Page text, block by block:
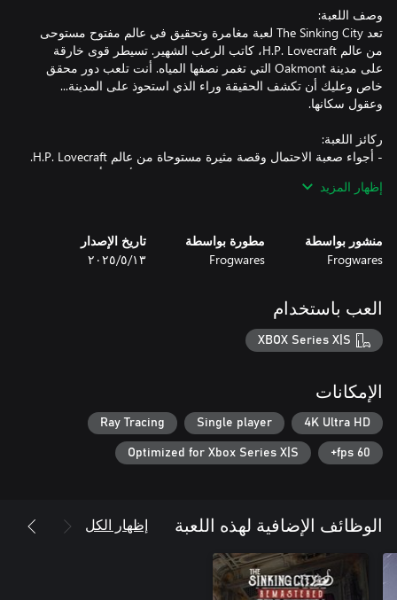
تعد The Sinking City‏ لعبة مغامرة وتحقيق في عالم مفتوح مستوحى
من عالم H.P. Lovecraft، كاتب الرعب الشهير. تسيطر قوى خارقة
على مدينة Oakmont التي تغمر نصفها المياه. أنت تلعب دور محقق
خاص وعليك أن تكشف الحقيقة وراء الذي استحوذ على المدينة...
- عالم مفتوح فسيح يمكن استكشافه سيرًا على الأقدام أو عن طريق
- ترسانة أسلحة من عشرينيات القرن العشرين للإطاحة بالمخلوقات
إظهار المزيد
منشور بواسطة
Frogwares
مطورة بواسطة
Frogwares
تاريخ الإصدار
١٣‏/٥‏/٢٠٢٥
العب باستخدام
XBOX Series X|S
الإمكانات
4K Ultra HD
Single player
Ray Tracing
60 fps+
Optimized for Xbox Series X|S
الوظائف الإضافية لهذه اللعبة إظهار الكل